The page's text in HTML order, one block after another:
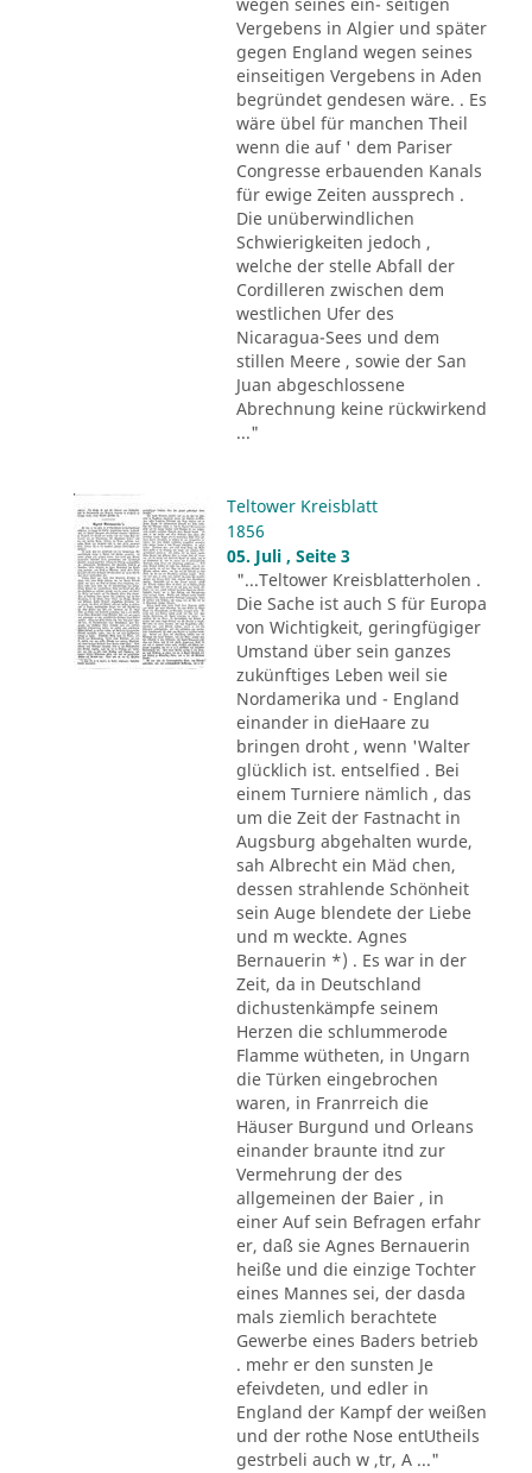
Vergebens in Algier und später
gegen England wegen seines
einseitigen Vergebens in Aden
begründet gendesen wäre. . Es
wäre übel für manchen Theil
wenn die auf ' dem Pariser
Congresse erbauenden Kanals
für ewige Zeiten aussprech .
Die unüberwindlichen
Schwierigkeiten jedoch ,
welche der stelle Abfall der
Cordilleren zwischen dem
westlichen Ufer des
Nicaragua-Sees und dem
stillen Meere , sowie der San
Juan abgeschlossene
Abrechnung keine rückwirkend
..."
Teltower Kreisblatt
1856
05. Juli , Seite 3
"...Teltower Kreisblatterholen .
Die Sache ist auch S für Europa
von Wichtigkeit, geringfügiger
Umstand über sein ganzes
zukünftiges Leben weil sie
Nordamerika und - England
einander in dieHaare zu
bringen droht , wenn 'Walter
glücklich ist. entselfied . Bei
einem Turniere nämlich , das
um die Zeit der Fastnacht in
Augsburg abgehalten wurde,
sah Albrecht ein Mäd chen,
dessen strahlende Schönheit
sein Auge blendete der Liebe
und m weckte. Agnes
Bernauerin *) . Es war in der
Zeit, da in Deutschland
dichustenkämpfe seinem
Herzen die schlummerode
Flamme wütheten, in Ungarn
die Türken eingebrochen
waren, in Franrreich die
Häuser Burgund und Orleans
einander braunte itnd zur
Vermehrung der des
allgemeinen der Baier , in
einer Auf sein Befragen erfahr
er, daß sie Agnes Bernauerin
heiße und die einzige Tochter
eines Mannes sei, der dasda
mals ziemlich berachtete
Gewerbe eines Baders betrieb
. mehr er den sunsten Je
efeivdeten, und edler in
England der Kampf der weißen
und der rothe Nose entUtheils
gestrbeli auch w ,tr, A ..."